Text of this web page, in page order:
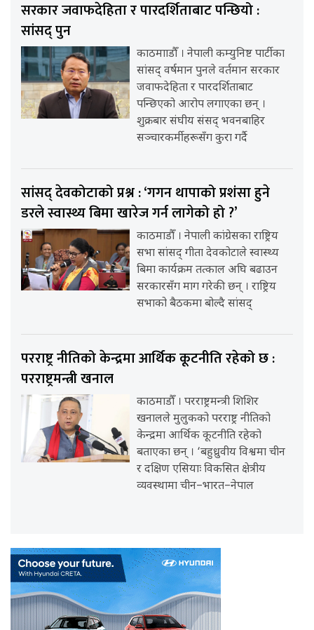
सरकार जवाफदेहिता र पारदर्शिताबाट पन्छियो :
सांसद् पुन
काठमााडौँ । नेपाली कम्युनिष्ट पार्टीका
सांसद् वर्षमान पुनले वर्तमान सरकार
जवाफदेहिता र पारदर्शिताबाट
पन्छिएको आरोप लगाएका छन् ।
शुक्रबार संघीय संसद् भवनबाहिर
सञ्चारकर्मीहरूसँग कुरा गर्दै
सांसद् देवकोटाको प्रश्न : ‘गगन थापाको प्रशंसा हुने
डरले स्वास्थ्य बिमा खारेज गर्न लागेको हो ?’
काठमाडौँ । नेपाली कांग्रेसका राष्ट्रिय
सभा सांसद् गीता देवकोटाले स्वास्थ्य
बिमा कार्यक्रम तत्काल अघि बढाउन
सरकारसँग माग गरेकी छन् । राष्ट्रिय
सभाको बैठकमा बोल्दै सांसद्
परराष्ट्र नीतिको केन्द्रमा आर्थिक कूटनीति रहेको छ :
परराष्ट्रमन्त्री खनाल
काठमाडौँ । परराष्ट्रमन्त्री शिशिर
खनालले मुलुकको परराष्ट्र नीतिको
केन्द्रमा आर्थिक कूटनीति रहेको
बताएका छन् । ‘बहुध्रुवीय विश्वमा चीन
र दक्षिण एसियाः विकसित क्षेत्रीय
व्यवस्थामा चीन–भारत–नेपाल